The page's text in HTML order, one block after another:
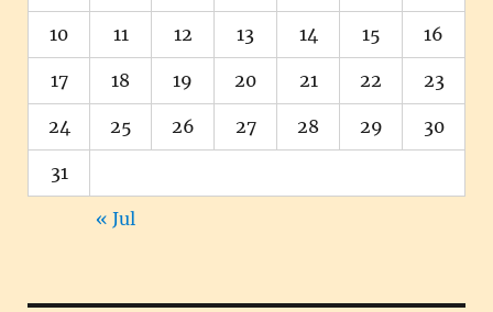
10 11 12 13 14 15 16
17 18 19 20 21 22 23
24 25 26 27 28 29 30
31
« Jul